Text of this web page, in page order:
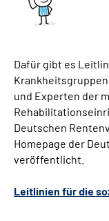
Dafür gibt es
und Experten der
Deutschen
Homepage der
veröffentlicht.
Leitlinien für die